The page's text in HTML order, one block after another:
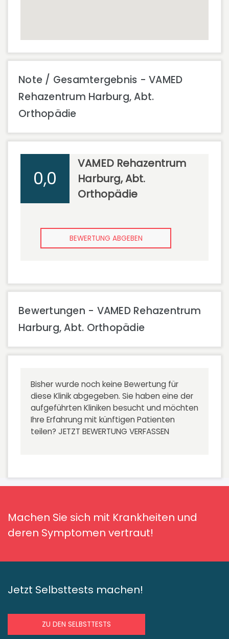
Note / Gesamtergebnis - VAMED
Rehazentrum Harburg, Abt.
Orthopädie
0,0
VAMED Rehazentrum
Harburg, Abt.
Orthopädie
BEWERTUNG ABGEBEN
Bewertungen - VAMED Rehazentrum
Harburg, Abt. Orthopädie
Bisher wurde noch keine Bewertung für
diese Klinik abgegeben. Sie haben eine der
aufgeführten Kliniken besucht und möchten
Ihre Erfahrung mit künftigen Patienten
teilen? JETZT BEWERTUNG VERFASSEN
Machen Sie sich mit Krankheiten und
deren Symptomen vertraut!
Jetzt Selbsttests machen!
ZU DEN SELBSTTESTS